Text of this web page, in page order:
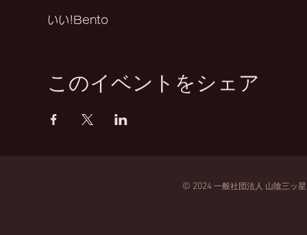
いい!Bento
このイベントをシェア
© 2024 一般社団法人 山陰三ッ